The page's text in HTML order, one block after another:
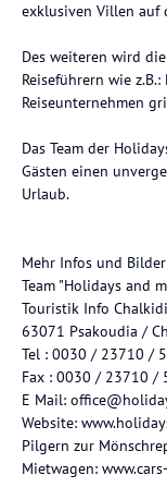
exklusiven Villen auf
Des weiteren wird
Reiseführern wie
Reiseunternehmen
Das Team der
Gästen einen
Urlaub.
Mehr Infos und
Team "Holidays and
Touristik Info
63071 Psakoudia /
Tel : 0030 / 23710 /
Fax : 0030 / 23710 /
E Mail:
Website:
Pilgern zur
Mietwagen: